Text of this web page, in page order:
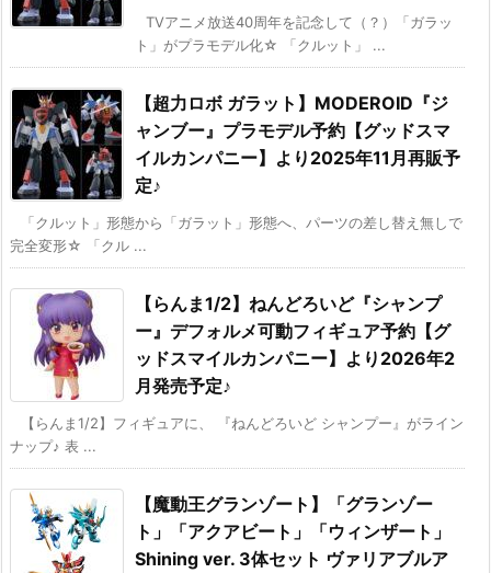
TVアニメ放送40周年を記念して（？）「ガラッ
ト」がプラモデル化☆ 「クルット」 ...
【超力ロボ ガラット】MODEROID『ジ
ャンブー』プラモデル予約【グッドスマ
イルカンパニー】より2025年11月再販予
定♪
「クルット」形態から「ガラット」形態へ、パーツの差し替え無しで
完全変形☆ 「クル ...
【らんま1/2】ねんどろいど『シャンプ
ー』デフォルメ可動フィギュア予約【グ
ッドスマイルカンパニー】より2026年2
月発売予定♪
【らんま1/2】フィギュアに、 『ねんどろいど シャンプー』がライン
ナップ♪ 表 ...
【魔動王グランゾート】「グランゾー
ト」「アクアビート」「ウィンザート」
Shining ver. 3体セット ヴァリアブルア